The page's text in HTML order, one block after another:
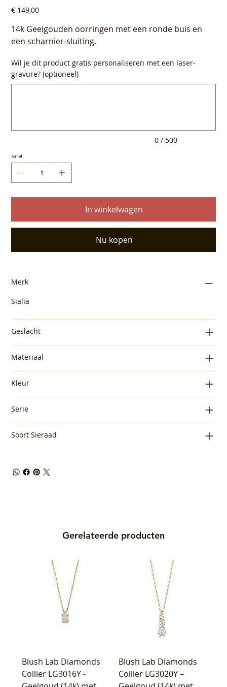
Prijs
€ 149,00
14k Geelgouden oorringen met een ronde buis en
een scharnier-sluiting.
Wil je dit product gratis personaliseren met een laser-
gravure? (optioneel)
0 / 500
Aantal
In winkelwagen
Nu kopen
Merk
Sialia
Geslacht
Materiaal
Kleur
Serie
Soort Sieraad
Gerelateerde producten
Blush Lab Diamonds
Collier LG3016Y -
Blush Lab Diamonds
Collier LG3020Y –